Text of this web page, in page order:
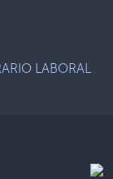
LABORAL